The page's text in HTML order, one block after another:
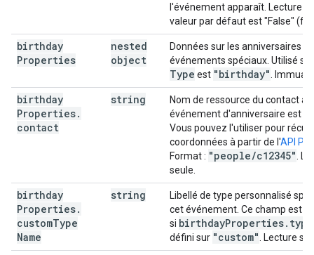
"birthdayProperties"
"contact"
string
string
"customTypeName": string
},
"eventType"
}
l'événement apparaît. Lecture
valeur par défaut est "False"
birthday
Properties
nested
object
Données sur les anniversaires
événements spéciaux. Utilisé si
Type est "birthday" .
birthday
Properties.
contact
string
Nom de ressource du contact
événement d'anniversaire est
Vous pouvez l'utiliser pour
coordonnées à partir de l'API
Format : "people/c12345"
.
seule.
birthday
Properties.
customType
Name
string
Libellé de type personnalisé
cet événement. Ce champ est
si birthdayProperties. type
défini sur "custom" . Lecture